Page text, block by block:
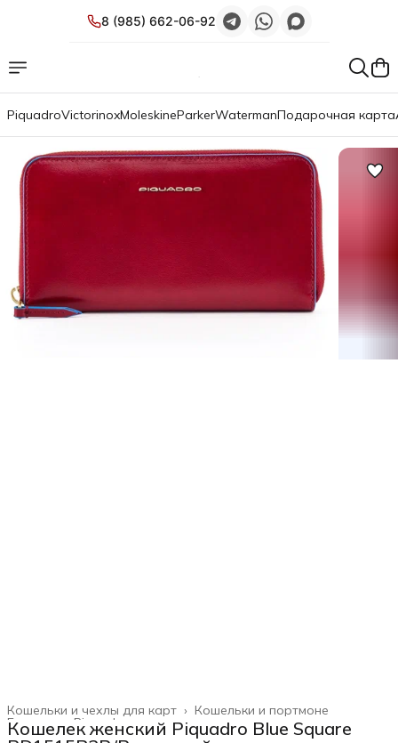
8 (985) 662-06-92
PiquadroVictorinoxMoleskineParkerWatermanПодарочная карта
Кошельки и портмоне
Кошельки и чехлы для карт ›
Piquadro ›
Главная ›
Кошелек женский Piquadro Blue Square